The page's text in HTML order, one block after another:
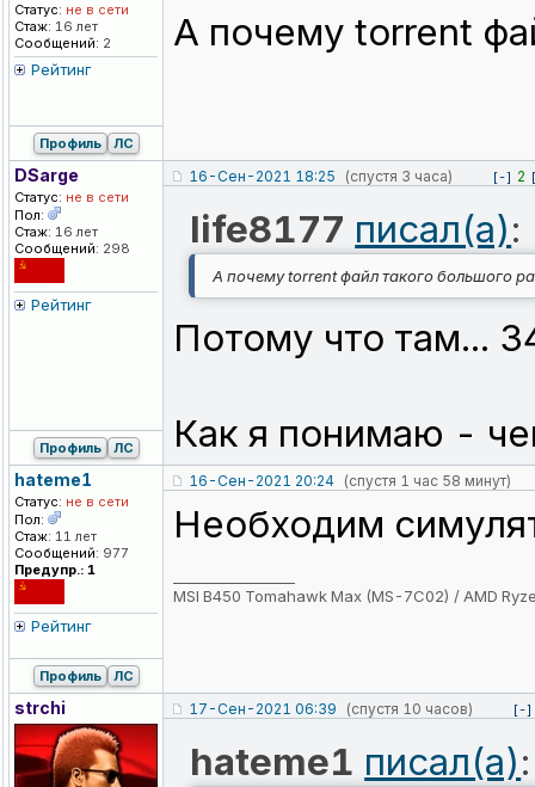
Статус: не в сети
Стаж: 16 лет
Сообщений: 2
Рейтинг
А почему torrent
Профиль ЛС
DSarge
Статус: не в сети
Пол:
Стаж: 16 лет
Сообщений: 298
Рейтинг
16-Сен-2021 18:25 (спустя 3 часа) [-] 2
life8177 писал(а):
А почему torrent файл такого большого
Потому что там...
Как я понимаю -
Профиль ЛС
hateme1
Статус: не в сети
Пол:
Стаж: 11 лет
Сообщений: 977
Предупр.: 1
Рейтинг
16-Сен-2021 20:24 (спустя 1 час 58 минут)
Необходим
MSI B450 Tomahawk Max (MS-7C02) / AMD
Профиль ЛС
strchi 17-Сен-2021 06:39 (спустя 10 часов) [-]
hateme1 писал(а):